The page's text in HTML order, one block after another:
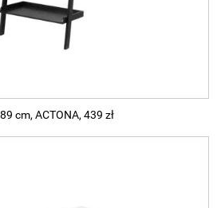
cm, ACTONA, 439 zł